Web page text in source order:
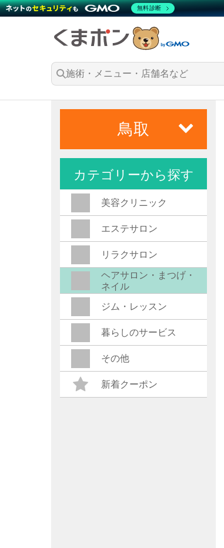
鳥取
カテゴリーから探す
美容クリニック
エステサロン
リラクサロン
ヘアサロン・まつげ・
ネイル
ジム・レッスン
暮らしのサービス
その他
新着クーポン
無料診断